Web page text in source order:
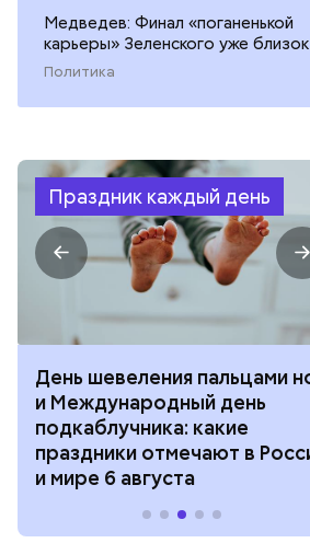
Медведев: Финал «поганенькой
карьеры» Зеленского уже близок
Политика
Праздник каждый день
День разглядывания
горизонта и День пьяного
курсанта: какие праздники
отмечают в России и мире 5
августа